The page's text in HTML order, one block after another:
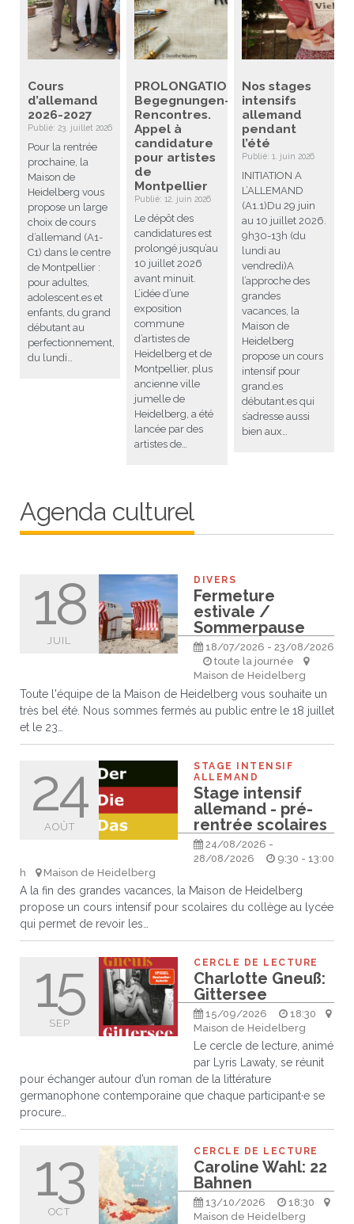
Cours
d’allemand
2026-2027
Publié: 23. juillet 2026
Pour la rentrée
prochaine, la
Maison de
Heidelberg vous
propose un large
choix de cours
d’allemand (A1-
C1) dans le centre
de Montpellier :
pour adultes,
adolescent.es et
enfants, du grand
débutant au
perfectionnement,
du lundi…
PROLONGATION
Begegnungen-
Rencontres.
Appel à
candidature
pour artistes
de
Montpellier
Publié: 12. juin 2026
Le dépôt des
candidatures est
prolongé jusqu’au
10 juillet 2026
avant minuit.
L’idée d’une
exposition
commune
d’artistes de
Heidelberg et de
Montpellier, plus
ancienne ville
jumelle de
Heidelberg, a été
lancée par des
artistes de…
Nos stages
intensifs
allemand
pendant
l’été
Publié: 1. juin 2026
INITIATION A
L’ALLEMAND
(A1.1)Du 29 juin
au 10 juillet 2026.
9h30-13h (du
lundi au
vendredi)A
l’approche des
grandes
vacances, la
Maison de
Heidelberg
propose un cours
intensif pour
grand.es
débutant.es qui
s’adresse aussi
bien aux…
Agenda culturel
18
JUIL
DIVERS
Fermeture
estivale /
Sommerpause
18/07/2026 - 23/08/2026
toute la journée
Maison de Heidelberg
Toute l'équipe de la Maison de Heidelberg vous souhaite un
très bel été. Nous sommes fermés au public entre le 18 juillet
et le 23…
24
AOÛT
STAGE INTENSIF
ALLEMAND
Stage intensif
allemand - pré-
rentrée scolaires
24/08/2026 -
28/08/2026
9:30 - 13:00
h
Maison de Heidelberg
A la fin des grandes vacances, la Maison de Heidelberg
propose un cours intensif pour scolaires du collège au lycée
qui permet de revoir les…
15
SEP
CERCLE DE LECTURE
Charlotte Gneuß:
Gittersee
15/09/2026
18:30
Maison de Heidelberg
Le cercle de lecture, animé
par Lyris Lawaty, se réunit
pour échanger autour d’un roman de la littérature
germanophone contemporaine que chaque participant·e se
procure…
13
OCT
CERCLE DE LECTURE
Caroline Wahl: 22
Bahnen
13/10/2026
18:30
Maison de Heidelberg